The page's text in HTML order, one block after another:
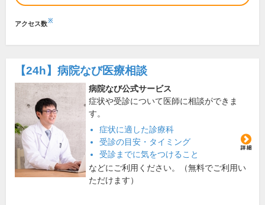
アクセス数※
【24h】 病院なび医療相談
病院なび公式サービス
症状や受診について医師に相談ができま
す。
症状に適した診療科
受診の目安・タイミング
受診までに気をつけること
などにご利用ください。（無料でご利用い
ただけます）